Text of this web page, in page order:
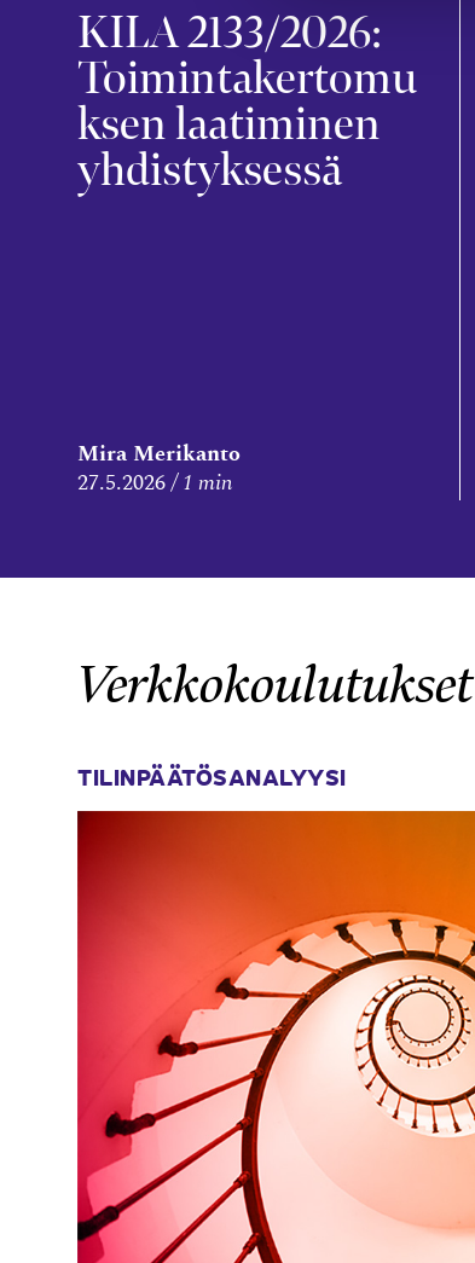
KILA 2133/2026:
Toimintakertomu
ksen laatiminen
yhdistyksessä
Mira Merikanto
27.5.2026 1 min
Verkkokoulutukset
TILINPÄÄTÖSANALYYSI